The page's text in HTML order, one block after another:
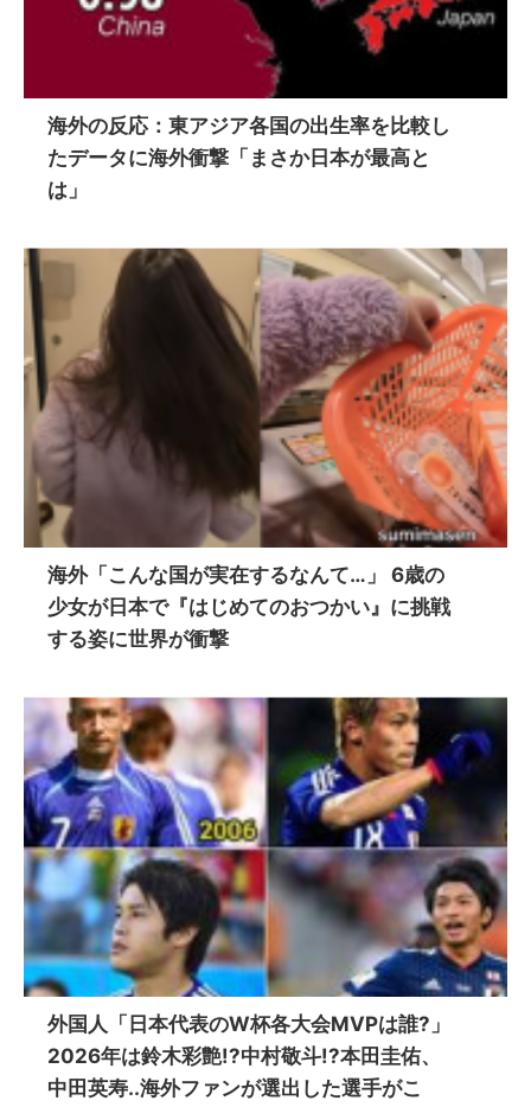
海外の反応：東アジア各国の出生率を比較し
たデータに海外衝撃「まさか日本が最高と
は」
海外「こんな国が実在するなんて…」 6歳の
少女が日本で『はじめてのおつかい』に挑戦
する姿に世界が衝撃
外国人「日本代表のW杯各大会MVPは誰?」
2026年は鈴木彩艶!?中村敬斗!?本田圭佑、
中田英寿..海外ファンが選出した選手がこ